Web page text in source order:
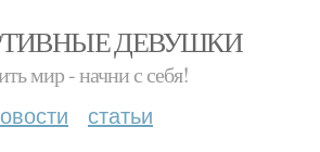
ДЕВУШКИ
мир - начни с себя!
статьи